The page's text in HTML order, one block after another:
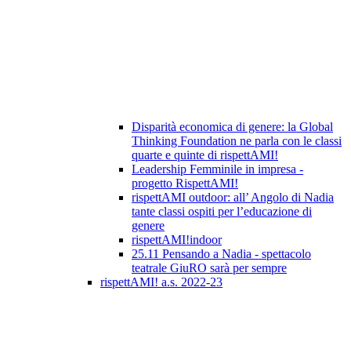
Disparità economica di genere: la Global
Thinking Foundation ne parla con le classi
quarte e quinte di rispettAMI!
Leadership Femminile in impresa -
progetto RispettAMI!
rispettAMI outdoor: all’ Angolo di Nadia
tante classi ospiti per l’educazione di
genere
rispettAMI!indoor
25.11 Pensando a Nadia - spettacolo
teatrale GiuRO sarà per sempre
rispettAMI! a.s. 2022-23